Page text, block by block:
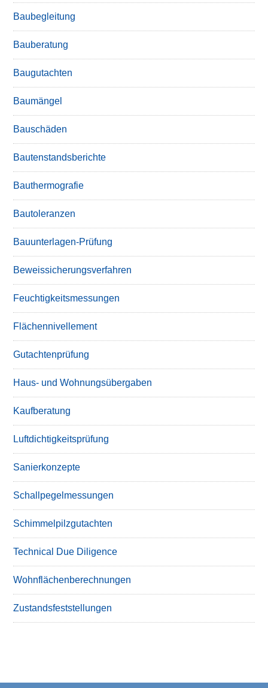
Baubegleitung
Bauberatung
Baugutachten
Baumängel
Bauschäden
Bautenstandsberichte
Bauthermografie
Bautoleranzen
Bauunterlagen-Prüfung
Beweissicherungsverfahren
Feuchtigkeitsmessungen
Flächennivellement
Gutachtenprüfung
Haus- und Wohnungsübergaben
Kaufberatung
Luftdichtigkeitsprüfung
Sanierkonzepte
Schallpegelmessungen
Schimmelpilzgutachten
Technical Due Diligence
Wohnflächenberechnungen
Zustandsfeststellungen